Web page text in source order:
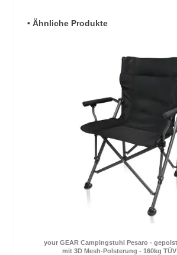
Produktgalerie überspringen
• Ähnliche Produkte
your GEAR Campingstuhl Pesaro -
mit 3D Mesh-Polsterung - 160kg